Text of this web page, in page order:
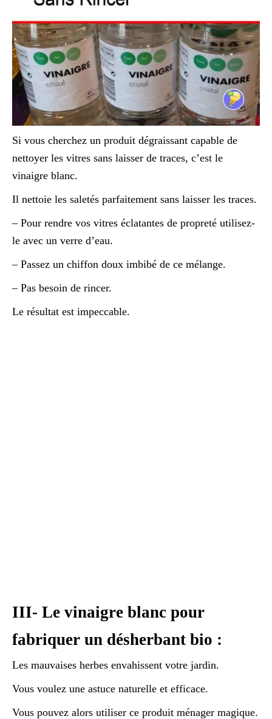
Si vous cherchez un produit dégraissant capable de
nettoyer les vitres sans laisser de traces, c’est le
vinaigre blanc.
Il nettoie les saletés parfaitement sans laisser les traces.
– Pour rendre vos vitres éclatantes de propreté utilisez-
le avec un verre d’eau.
– Passez un chiffon doux imbibé de ce mélange.
– Pas besoin de rincer.
Le résultat est impeccable.
III- Le vinaigre blanc pour
fabriquer un désherbant bio :
Les mauvaises herbes envahissent votre jardin.
Vous voulez une astuce naturelle et efficace.
Vous pouvez alors utiliser ce produit ménager magique.